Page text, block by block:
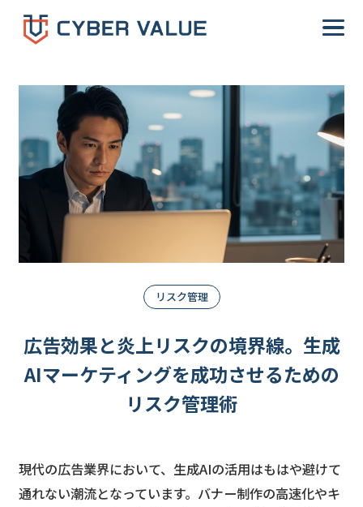
リスク管理
広告効果と炎上リスクの境界線。生成
AIマーケティングを成功させるための
リスク管理術
現代の広告業界において、生成AIの活用はもはや避けて
通れない潮流となっています。バナー制作の高速化やキ